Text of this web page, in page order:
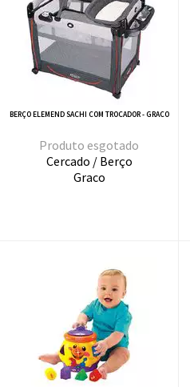
BERÇO ELEMEND SACHI COM TROCADOR - GRACO
esgotado
Cercado / Berço
Graco